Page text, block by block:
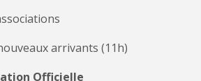
arrivants (11h)
Officielle